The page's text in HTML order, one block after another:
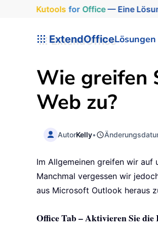
Kutools for Office— Eine
ExtendOfficeLösungen
Wie greifen
Web zu?
AutorKelly•
Im Allgemeinen greifen wir auf
Manchmal vergessen wir
aus Microsoft Outlook heraus
Office Tab – Aktivieren Sie